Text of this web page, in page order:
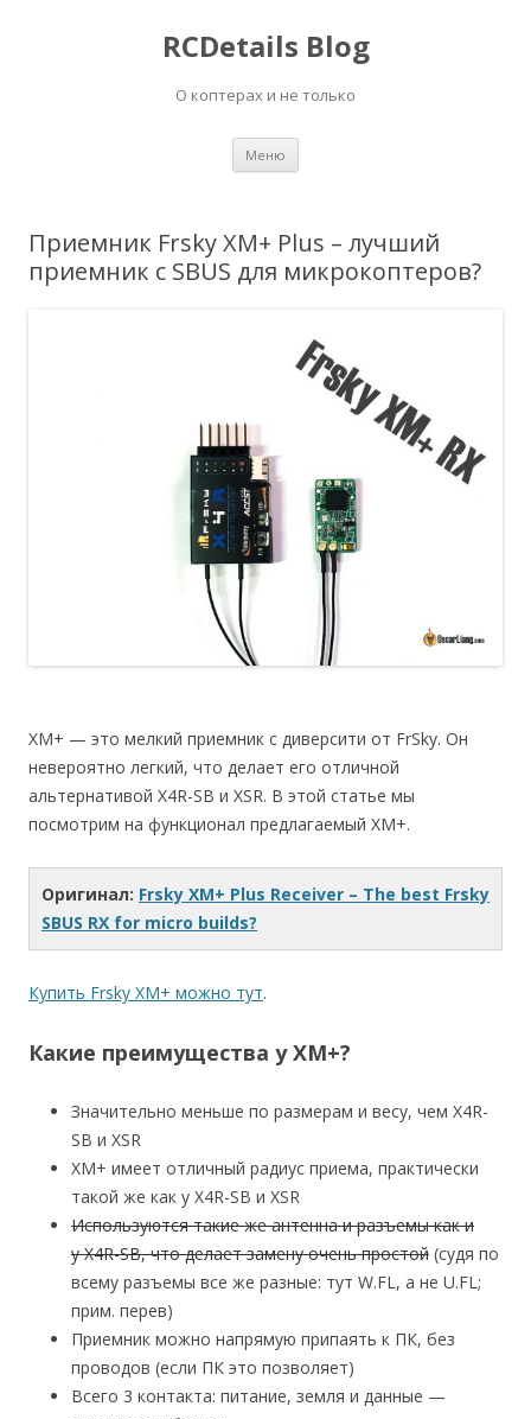
RCDetails Blog
О коптерах и не только
Меню
Приемник Frsky XM+ Plus – лучший
приемник с SBUS для микрокоптеров?
XM+ — это мелкий приемник с диверсити от FrSky. Он
невероятно легкий, что делает его отличной
альтернативой X4R-SB и XSR. В этой статье мы
посмотрим на функционал предлагаемый XM+.
Оригинал: Frsky XM+ Plus Receiver – The best Frsky
SBUS RX for micro builds?
Купить Frsky XM+ можно тут.
Какие преимущества у XM+?
Значительно меньше по размерам и весу, чем X4R-
SB и XSR
XM+ имеет отличный радиус приема, практически
такой же как у X4R-SB и XSR
Используются такие же антенна и разъемы как и
у X4R-SB, что делает замену очень простой (судя по
всему разъемы все же разные: тут W.FL, а не U.FL;
прим. перев)
Приемник можно напрямую припаять к ПК, без
проводов (если ПК это позволяет)
Всего 3 контакта: питание, земля и данные —